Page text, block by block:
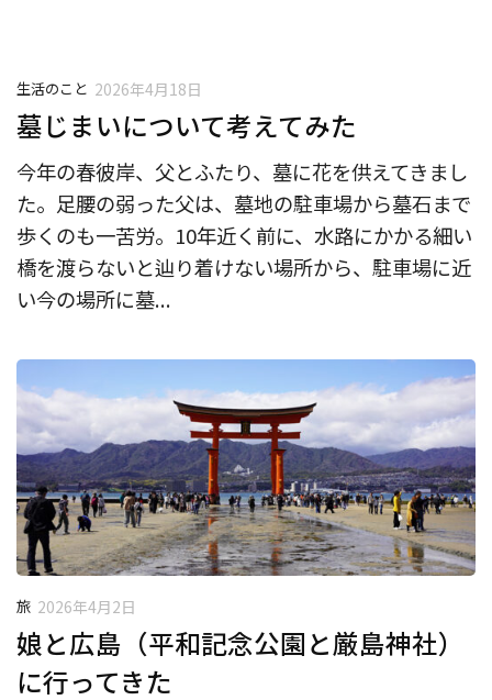
生活のこと 2026年4月18日
墓じまいについて考えてみた
今年の春彼岸、父とふたり、墓に花を供えてきまし
た。足腰の弱った父は、墓地の駐車場から墓石まで
歩くのも一苦労。10年近く前に、水路にかかる細い
橋を渡らないと辿り着けない場所から、駐車場に近
い今の場所に墓...
旅 2026年4月2日
娘と広島（平和記念公園と厳島神社）
に行ってきた